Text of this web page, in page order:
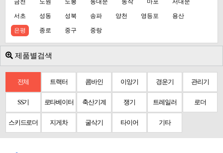
금천 노원 도봉 동대문 동작 마포 서대문
서초 성동 성북 송파 양천 영등포 용산
은평 종로 중구 중랑
제품별검색
전체 트랙터 콤바인 이앙기 경운기 관리기
SS기 로타베이터 축산기계 쟁기 트레일러 로더
스키드로더 지게차 굴삭기 타이어 기타